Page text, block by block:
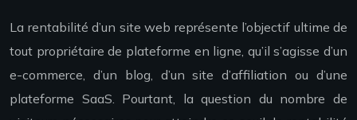
La rentabilité d’un site web représente l’objectif ultime de
tout propriétaire de plateforme en ligne, qu’il s’agisse d’un
e-commerce, d’un blog, d’un site d’affiliation ou d’une
plateforme SaaS. Pourtant, la question du nombre de